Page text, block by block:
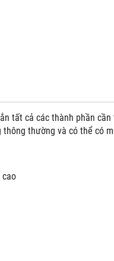
tất cả các thành phần
thường và có thể có
cao